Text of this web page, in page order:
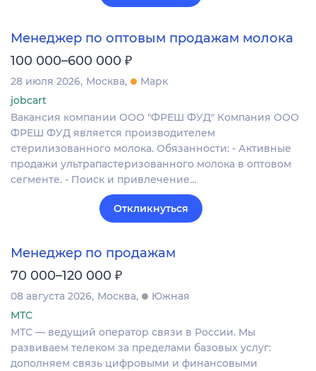
Менеджер по оптовым продажам молока
100 000–600 000 ₽
28 июля 2026 Москва
Марк
jobcart
Вакансия компании ООО "ФРЕШ ФУД" Компания ООО
ФРЕШ ФУД является производителем
стерилизованного молока. Обязанности: - Активные
продажи ультрапастеризованного молока в оптовом
сегменте. - Поиск и привлечение…
Откликнуться
Менеджер по продажам
70 000–120 000 ₽
08 августа 2026 Москва
Южная
МТС
МТС — ведущий оператор связи в России. Мы
развиваем телеком за пределами базовых услуг:
дополняем связь цифровыми и финансовыми